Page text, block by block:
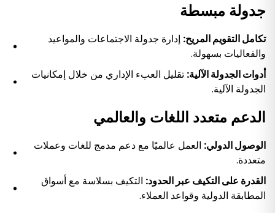
جدولة مبسطة
تكامل التقويم المريح: إدارة جدولة الاجتماعات والمواعيد
والفعاليات بسهولة.
أدوات الجدولة الآلية: تقليل العبء الإداري من خلال إمكانيات
الجدولة الآلية.
الدعم متعدد اللغات والعالمي
الوصول الدولي: العمل عالميًا مع دعم مدمج للغات وعملات
متعددة.
القدرة على التكيف عبر الحدود: التكيف بسلاسة مع أسواق
المطابقة الدولية وقواعد العملاء.